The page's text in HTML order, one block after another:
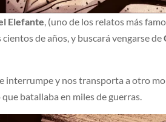
Elefante , (uno de los relatos más
de años, y buscará vengarse de
interrumpe y nos transporta a otro
batallaba en miles de guerras.